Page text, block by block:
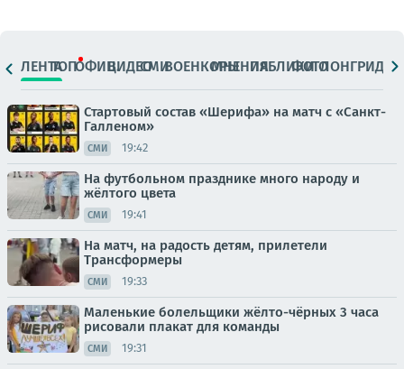
ЛЕНТАТОПОФИЦ.ВИДЕОСМИВОЕНКОРЫМНЕНИЯПАБЛИКИ
ФОТОЛОНГРИДЫ
Стартовый состав «Шерифа» на матч с «Санкт-
Галленом»
СМИ 19:42
На футбольном празднике много народу и
жёлтого цвета
СМИ 19:41
На матч, на радость детям, прилетели
Трансформеры
СМИ 19:33
Маленькие болельщики жёлто-чёрных 3 часа
рисовали плакат для команды
СМИ 19:31